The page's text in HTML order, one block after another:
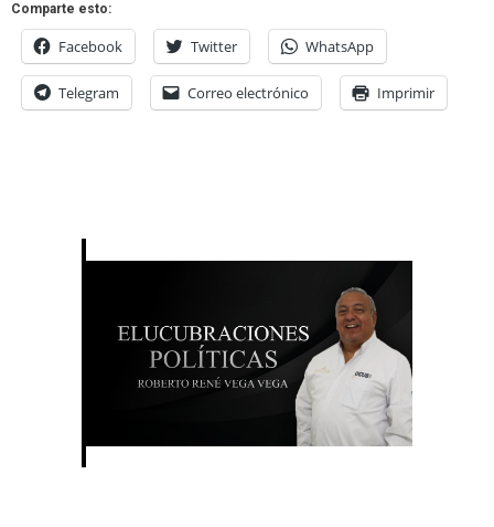
Comparte esto:
Facebook Twitter WhatsApp
Telegram Correo electrónico Imprimir